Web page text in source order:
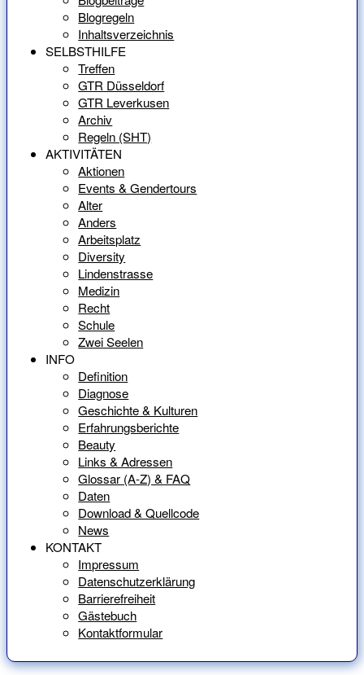
Blogregeln
Inhaltsverzeichnis
SELBSTHILFE
Treffen
GTR Düsseldorf
GTR Leverkusen
Archiv
Regeln (SHT)
AKTIVITÄTEN
Aktionen
Events & Gendertours
Alter
Anders
Arbeitsplatz
Diversity
Lindenstrasse
Medizin
Recht
Schule
Zwei Seelen
INFO
Definition
Diagnose
Geschichte & Kulturen
Erfahrungsberichte
Beauty
Links & Adressen
Glossar (A-Z) & FAQ
Daten
Download & Quellcode
News
KONTAKT
Impressum
Datenschutzerklärung
Barrierefreiheit
Gästebuch
Kontaktformular